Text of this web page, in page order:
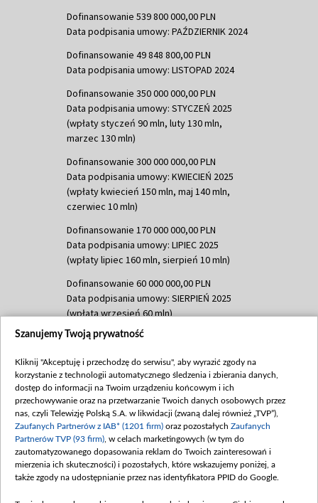
Dofinansowanie 539 800 000,00 PLN
Data podpisania umowy: PAŹDZIERNIK 2024
Dofinansowanie 49 848 800,00 PLN
Data podpisania umowy: LISTOPAD 2024
Dofinansowanie 350 000 000,00 PLN
Data podpisania umowy: STYCZEŃ 2025
(wpłaty styczeń 90 mln, luty 130 mln,
marzec 130 mln)
Dofinansowanie 300 000 000,00 PLN
Data podpisania umowy: KWIECIEŃ 2025
(wpłaty kwiecień 150 mln, maj 140 mln,
czerwiec 10 mln)
Dofinansowanie 170 000 000,00 PLN
Data podpisania umowy: LIPIEC 2025
(wpłaty lipiec 160 mln, sierpień 10 mln)
Dofinansowanie 60 000 000,00 PLN
Data podpisania umowy: SIERPIEŃ 2025
(wpłata wrzesień 60 mln)
Dofinansowanie 635 783 051,21 PLN
(wpłata wrzesień 100 mln, październik 350
mln, listopad 265 mln)
Dofinansowanie 48 862 000,00 PLN
Data podpisania umowy: GRUDZIEŃ 2025
(wpłata grudzień 60,548 mln)
Dofinansowanie 900 000 000,00 PLN
Data podpisania umowy: LUTY 2026 (wpłata
Szanujemy Twoją prywatność
Kliknij "Akceptuję i przechodzę do serwisu", aby wyrazić zgody na
korzystanie z technologii automatycznego śledzenia i zbierania danych,
dostęp do informacji na Twoim urządzeniu końcowym i ich
przechowywanie oraz na przetwarzanie Twoich danych osobowych przez
nas, czyli Telewizję Polską S.A. w likwidacji (zwaną dalej również „TVP”),
Zaufanych Partnerów z IAB* (1201 firm) oraz pozostałych Zaufanych
Partnerów TVP (93 firm) , w celach marketingowych (w tym do
zautomatyzowanego dopasowania reklam do Twoich zainteresowań i
mierzenia ich skuteczności) i pozostałych, które wskazujemy poniżej, a
także zgody na udostępnianie przez nas identyfikatora PPID do Google.